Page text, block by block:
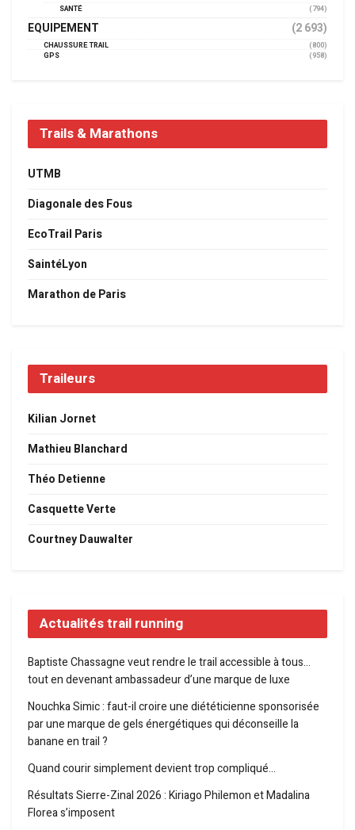
SANTÉ
(794)
EQUIPEMENT (2 693)
CHAUSSURE TRAIL
(800)
GPS
(958)
Trails & Marathons
UTMB
Diagonale des Fous
EcoTrail Paris
SaintéLyon
Marathon de Paris
Traileurs
Kilian Jornet
Mathieu Blanchard
Théo Detienne
Casquette Verte
Courtney Dauwalter
Actualités trail running
Baptiste Chassagne veut rendre le trail accessible à tous…
tout en devenant ambassadeur d’une marque de luxe
Nouchka Simic : faut-il croire une diététicienne sponsorisée
par une marque de gels énergétiques qui déconseille la
banane en trail ?
Quand courir simplement devient trop compliqué…
Résultats Sierre-Zinal 2026 : Kiriago Philemon et Madalina
Florea s’imposent